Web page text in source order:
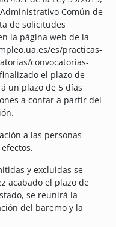
Común de
de solicitudes
la página web de la
es/practicas-
convocatorias-
el plazo de
un plazo de 5 días
a contar a partir del
a las personas
y excluidas se
acabado el plazo de
se reunirá la
del baremo y la